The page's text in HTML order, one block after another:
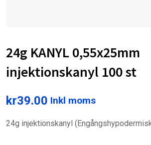
24g KANYL 0,55x25mm
injektionskanyl 100 st
kr39.00 Inkl moms
24g injektionskanyl